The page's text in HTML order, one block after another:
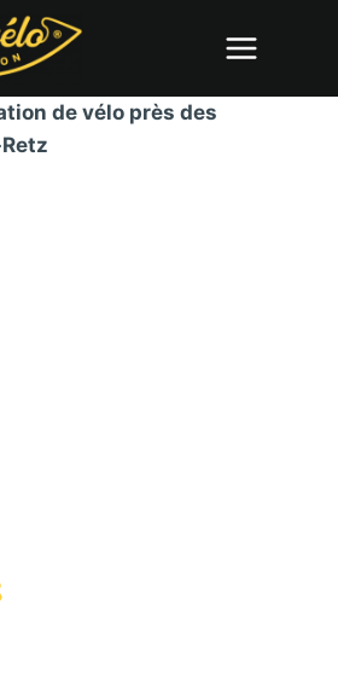
de vélo près des